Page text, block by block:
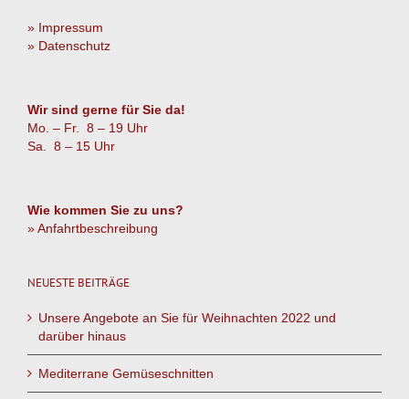
» Impressum
» Datenschutz
Wir sind gerne für Sie da!
Mo. – Fr. 8 – 19 Uhr
Sa. 8 – 15 Uhr
Wie kommen Sie zu uns?
» Anfahrtbeschreibung
NEUESTE BEITRÄGE
Unsere Angebote an Sie für Weihnachten 2022 und
darüber hinaus
Mediterrane Gemüseschnitten